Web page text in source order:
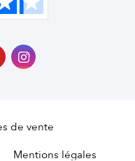
de vente
Mentions légales